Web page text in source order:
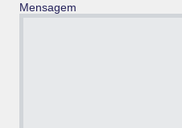
Mensagem